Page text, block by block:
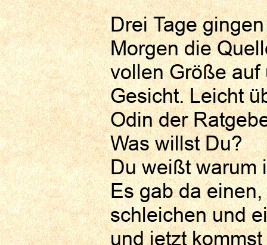
Drei Tage
Morgen die
vollen Größe
Gesicht. Leicht
Odin der
Was willst Du?
Du weißt warum
Es gab da
schleichen und
und jetzt